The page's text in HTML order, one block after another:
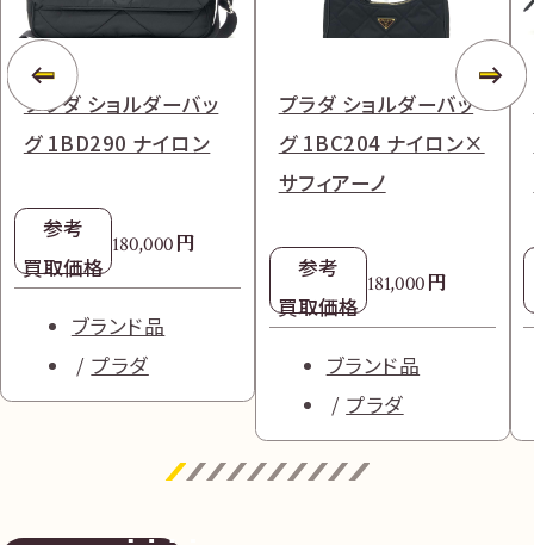
プラダ ショルダーバッ
グ 1BD290 ナイロン
参考
買取価格
180,000円
ブランド品
プラダ
プラダ ショルダーバッ
グ 1BC204 ナイロン×
サフィアーノ
参考
買取価格
181,000円
ブランド品
プラダ